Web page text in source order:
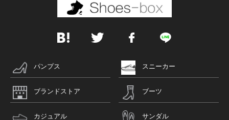
パンプス スニーカー
ブランドストア ブーツ
カジュアル サンダル